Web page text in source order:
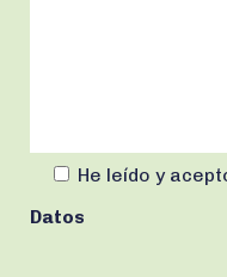
He leído y
Datos